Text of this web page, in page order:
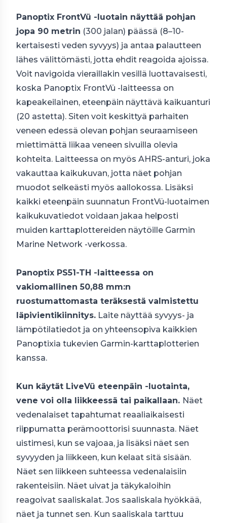
Panoptix FrontVü -luotain näyttää pohjan
jopa 90 metrin (300 jalan) päässä (8–10-
kertaisesti veden syvyys) ja antaa palautteen
lähes välittömästi, jotta ehdit reagoida ajoissa.
Voit navigoida vieraillakin vesillä luottavaisesti,
koska Panoptix FrontVü -laitteessa on
kapeakeilainen, eteenpäin näyttävä kaikuanturi
(20 astetta). Siten voit keskittyä parhaiten
veneen edessä olevan pohjan seuraamiseen
miettimättä liikaa veneen sivuilla olevia
kohteita. Laitteessa on myös AHRS-anturi, joka
vakauttaa kaikukuvan, jotta näet pohjan
muodot selkeästi myös aallokossa. Lisäksi
kaikki eteenpäin suunnatun FrontVü-luotaimen
kaikukuvatiedot voidaan jakaa helposti
muiden karttaplottereiden näytöille Garmin
Marine Network -verkossa.
Panoptix PS51-TH -laitteessa on
vakiomallinen 50,88 mm:n
ruostumattomasta teräksestä valmistettu
läpivientikiinnitys. Laite näyttää syvyys- ja
lämpötilatiedot ja on yhteensopiva kaikkien
Panoptixia tukevien Garmin-karttaplotterien
kanssa.
Kun käytät LiveVü eteenpäin -luotainta,
vene voi olla liikkeessä tai paikallaan. Näet
vedenalaiset tapahtumat reaaliaikaisesti
riippumatta perämoottorisi suunnasta. Näet
uistimesi, kun se vajoaa, ja lisäksi näet sen
syvyyden ja liikkeen, kun kelaat sitä sisään.
Näet sen liikkeen suhteessa vedenalaisiin
rakenteisiin. Näet uivat ja täkykaloihin
reagoivat saaliskalat. Jos saaliskala hyökkää,
näet ja tunnet sen. Kun saaliskala tarttuu